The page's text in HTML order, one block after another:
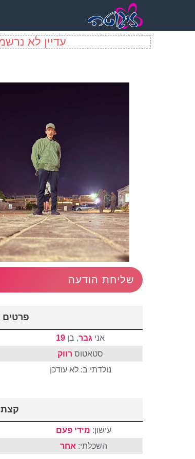
עדיין לא
שליחת הודעה
פרטים
אני גבר, בן 19
סטאטוס רווק
נולדתי ב: לא עודכן
קצת
עישון: מידי פעם
השכלתי: אחר